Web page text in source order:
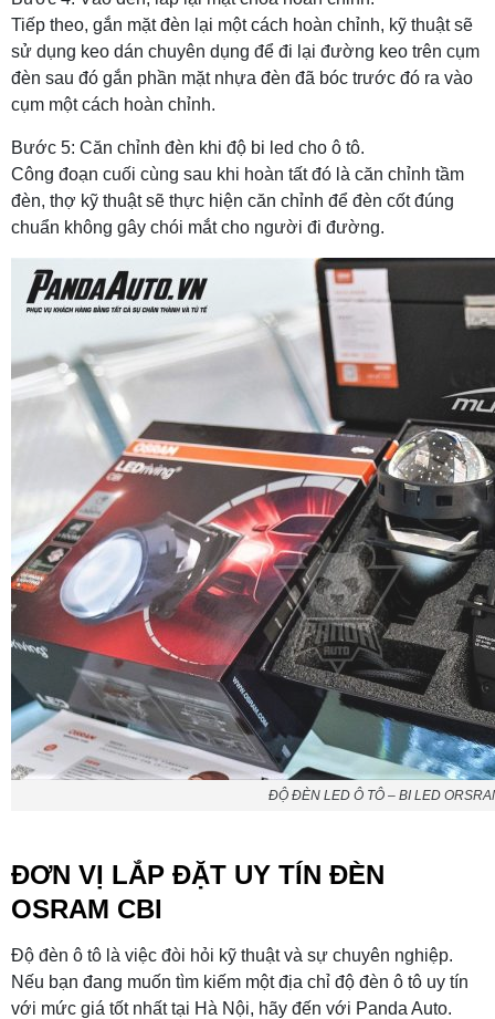
Tiếp theo, gắn mặt đèn lại một cách hoàn chỉnh, kỹ thuật sẽ
sử dụng keo dán chuyên dụng để đi lại đường keo trên cụm
đèn sau đó gắn phần mặt nhựa đèn đã bóc trước đó ra vào
cụm một cách hoàn chỉnh.
Bước 5: Căn chỉnh đèn khi độ bi led cho ô tô.
Công đoạn cuối cùng sau khi hoàn tất đó là căn chỉnh tầm
đèn, thợ kỹ thuật sẽ thực hiện căn chỉnh để đèn cốt đúng
chuẩn không gây chói mắt cho người đi đường.
ĐỘ ĐÈN LED Ô TÔ – BI LED
ĐƠN VỊ LẮP ĐẶT UY TÍN ĐÈN
OSRAM CBI
Độ đèn ô tô là việc đòi hỏi kỹ thuật và sự chuyên nghiệp.
Nếu bạn đang muốn tìm kiếm một địa chỉ độ đèn ô tô uy tín
với mức giá tốt nhất tại Hà Nội, hãy đến với Panda Auto.